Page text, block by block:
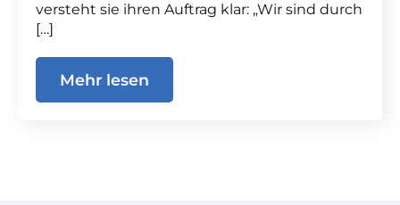
versteht sie ihren Auftrag klar: „Wir sind durch
[…]
Mehr lesen